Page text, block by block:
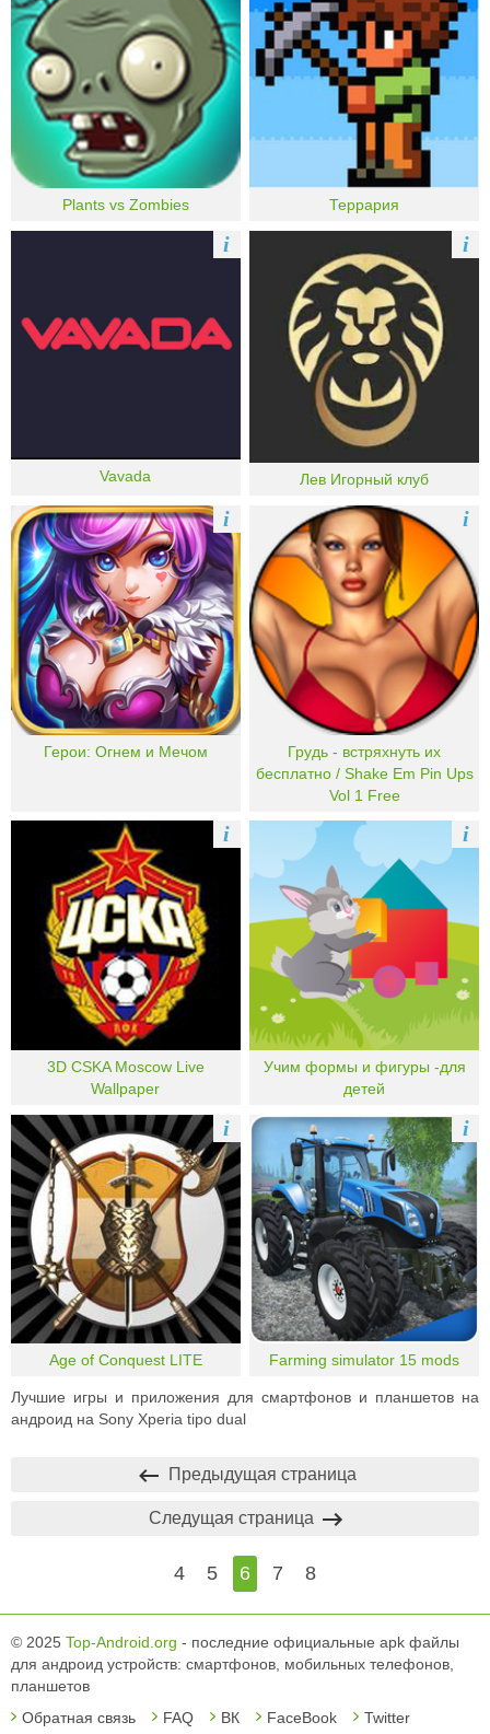
Plants vs Zombies Террария
Vavada
i
Лев Игорный клуб
i
Герои: Огнем и Мечом
i
Грудь - встряхнуть их
бесплатно / Shake Em Pin Ups
Vol 1 Free
i
3D CSKA Moscow Live
Wallpaper
i
Учим формы и фигуры -для
детей
i
Age of Conquest LITE
i
Farming simulator 15 mods
i
Лучшие игры и приложения для смартфонов и планшетов на
андроид на Sony Xperia tipo dual
Предыдущая страница
4 5 6 7 8
Следущая страница
© 2025 Top-Android.org - последние официальные apk файлы
для андроид устройств: смартфонов, мобильных телефонов,
планшетов
Обратная связь
FAQ ВК FaceBook Twitter